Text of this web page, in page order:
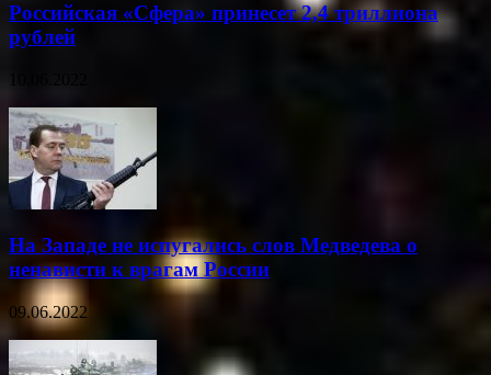
Российская «Сфера» принесет 2,4 триллиона
рублей
На Западе не испугались слов Медведева о
ненависти к врагам России
09.06.2022